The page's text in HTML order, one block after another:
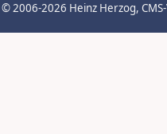
© 2006-2026 Heinz Herzog,